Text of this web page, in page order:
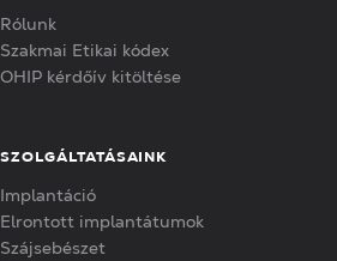
Rólunk
Szakmai Etikai kódex
OHIP kérdőív kitöltése
SZOLGÁLTATÁSAINK
Implantáció
Elrontott implantátumok
Szájsebészet